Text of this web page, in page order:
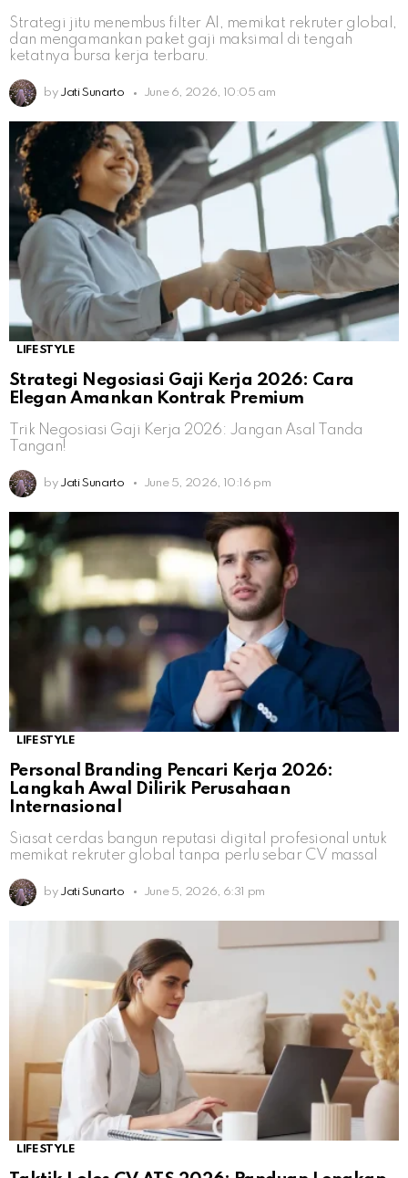
Strategi jitu menembus filter AI, memikat rekruter global,
dan mengamankan paket gaji maksimal di tengah
ketatnya bursa kerja terbaru.
by Jati Sunarto June 6, 2026, 10:05 am
LIFESTYLE
Strategi Negosiasi Gaji Kerja 2026: Cara
Elegan Amankan Kontrak Premium
Trik Negosiasi Gaji Kerja 2026: Jangan Asal Tanda
Tangan!
by Jati Sunarto June 5, 2026, 10:16 pm
LIFESTYLE
Personal Branding Pencari Kerja 2026:
Langkah Awal Dilirik Perusahaan
Internasional
Siasat cerdas bangun reputasi digital profesional untuk
memikat rekruter global tanpa perlu sebar CV massal
by Jati Sunarto June 5, 2026, 6:31 pm
LIFESTYLE